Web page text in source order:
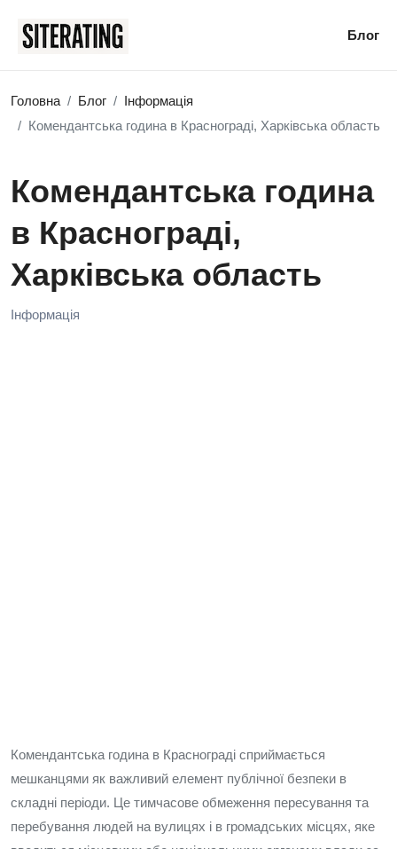
Блог
Головна Блог
Інформація
Комендантська година в Краснограді, Харківська область
Комендантська година
в Краснограді,
Харківська область
Інформація
Комендантська година в Краснограді сприймається
мешканцями як важливий елемент публічної безпеки в
складні періоди. Це тимчасове обмеження пересування та
перебування людей на вулицях і в громадських місцях, яке